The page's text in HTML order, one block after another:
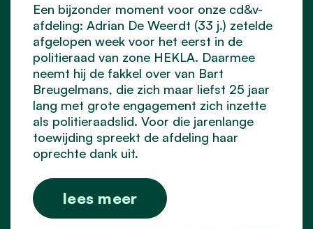
Een bijzonder moment voor onze cd&v-
afdeling: Adrian De Weerdt (33 j.) zetelde
afgelopen week voor het eerst in de
politieraad van zone HEKLA. Daarmee
neemt hij de fakkel over van Bart
Breugelmans, die zich maar liefst 25 jaar
lang met grote engagement zich inzette
als politieraadslid. Voor die jarenlange
toewijding spreekt de afdeling haar
oprechte dank uit.
lees meer